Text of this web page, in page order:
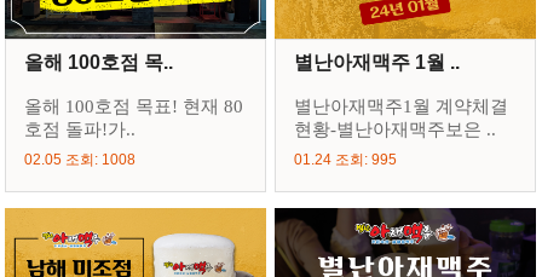
올해 100호점 목..
올해 100호점 목표! 현재 80
호점 돌파!가..
02.05 조회: 1008
별난아재맥주 1월 ..
별난아재맥주1월 계약체결
현황-별난아재맥주보은 ..
01.24 조회: 995